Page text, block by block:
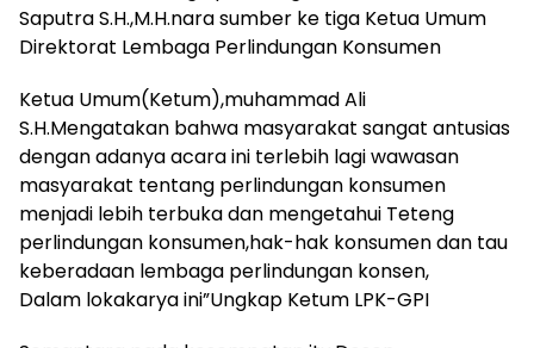
Saputra S.H.,M.H.nara sumber ke tiga Ketua Umum
Direktorat Lembaga Perlindungan Konsumen
Ketua Umum(Ketum),muhammad Ali
S.H.Mengatakan bahwa masyarakat sangat antusias
dengan adanya acara ini terlebih lagi wawasan
masyarakat tentang perlindungan konsumen
menjadi lebih terbuka dan mengetahui Teteng
perlindungan konsumen,hak-hak konsumen dan tau
keberadaan lembaga perlindungan konsen,
Dalam lokakarya ini”Ungkap Ketum LPK-GPI